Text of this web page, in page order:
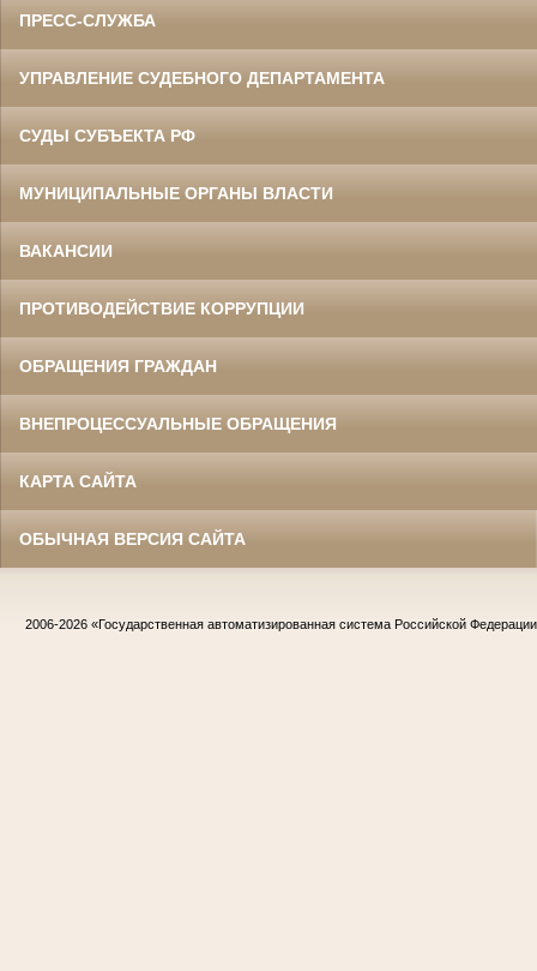
ПРЕСС-СЛУЖБА
УПРАВЛЕНИЕ СУДЕБНОГО ДЕПАРТАМЕНТА
СУДЫ СУБЪЕКТА РФ
МУНИЦИПАЛЬНЫЕ ОРГАНЫ ВЛАСТИ
ВАКАНСИИ
ПРОТИВОДЕЙСТВИЕ КОРРУПЦИИ
ОБРАЩЕНИЯ ГРАЖДАН
ВНЕПРОЦЕССУАЛЬНЫЕ ОБРАЩЕНИЯ
КАРТА САЙТА
ОБЫЧНАЯ ВЕРСИЯ САЙТА
2006-2026 «Государственная автоматизированная система Российской